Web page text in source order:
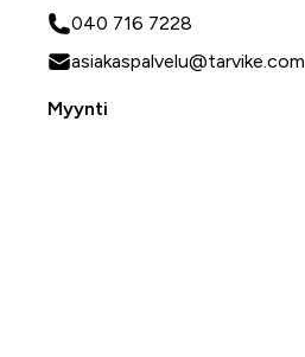
040 716 7228
asiakaspalvelu@tarvike.com
Myynti